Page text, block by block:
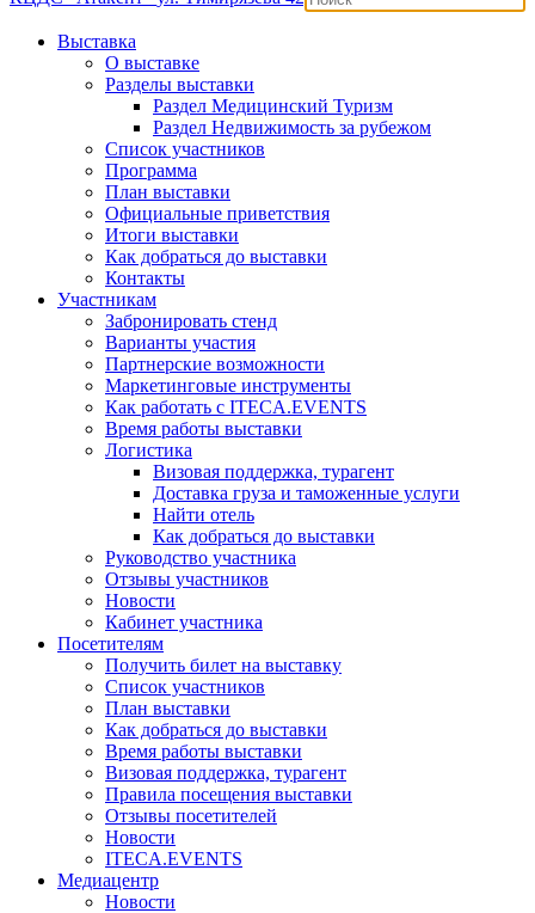
Выставка
О выставке
Разделы выставки
Раздел Медицинский Туризм
Раздел Недвижимость за рубежом
Список участников
Программа
План выставки
Официальные приветствия
Итоги выставки
Как добраться до выставки
Контакты
Участникам
Забронировать стенд
Варианты участия
Партнерские возможности
Маркетинговые инструменты
Как работать с ITECA.EVENTS
Время работы выставки
Логистика
Визовая поддержка, турагент
Доставка груза и таможенные услуги
Найти отель
Как добраться до выставки
Руководство участника
Отзывы участников
Новости
Кабинет участника
Посетителям
Получить билет на выставку
Список участников
План выставки
Как добраться до выставки
Время работы выставки
Визовая поддержка, турагент
Правила посещения выставки
Отзывы посетителей
Новости
ITECA.EVENTS
Медиацентр
Новости